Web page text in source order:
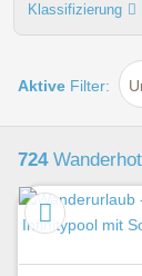
Klassifizierung
persönliche
Aktive Filter:
724